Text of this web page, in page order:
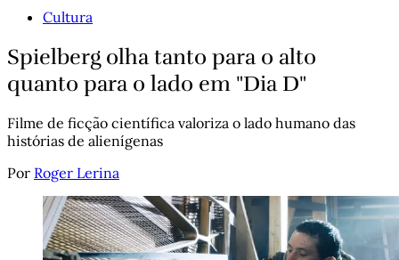
Cultura
Spielberg olha tanto para o alto
quanto para o lado em "Dia D"
Filme de ficção científica valoriza o lado humano das
histórias de alienígenas
Por Roger Lerina